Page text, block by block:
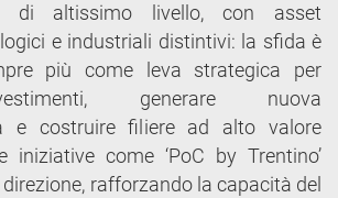
di altissimo livello, con asset
e industriali distintivi: la sfida è
più come leva strategica per
generare nuova
e costruire filiere ad alto valore
iniziative come ‘PoC by Trentino’
rafforzando la capacità del